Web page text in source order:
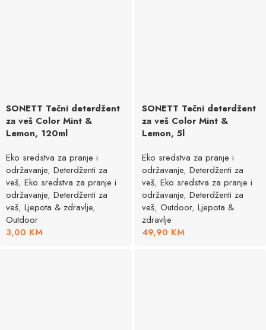
SONETT Tečni deterdžent
za veš Color Mint &
Lemon, 120ml
Eko sredstva za pranje i
održavanje, Deterdženti za
veš, Eko sredstva za pranje i
održavanje, Deterdženti za
veš, Ljepota & zdravlje,
Outdoor
3,00 KM
SONETT Tečni deterdžent
za veš Color Mint &
Lemon, 5l
Eko sredstva za pranje i
održavanje, Deterdženti za
veš, Eko sredstva za pranje i
održavanje, Deterdženti za
veš, Outdoor, Ljepota &
zdravlje
49,90 KM